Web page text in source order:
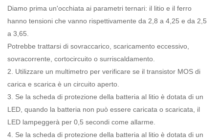
Diamo prima un'occhiata ai parametri ternari: il litio e il ferro
hanno tensioni che vanno rispettivamente da 2,8 a 4,25 e da 2,5
a 3,65.
Potrebbe trattarsi di sovraccarico, scaricamento eccessivo,
sovracorrente, cortocircuito o surriscaldamento.
2. Utilizzare un multimetro per verificare se il transistor MOS di
carica e scarica è un circuito aperto.
3. Se la scheda di protezione della batteria al litio è dotata di un
LED, quando la batteria non può essere caricata o scaricata, il
LED lampeggerà per 0,5 secondi come allarme.
4. Se la scheda di protezione della batteria al litio è dotata di un